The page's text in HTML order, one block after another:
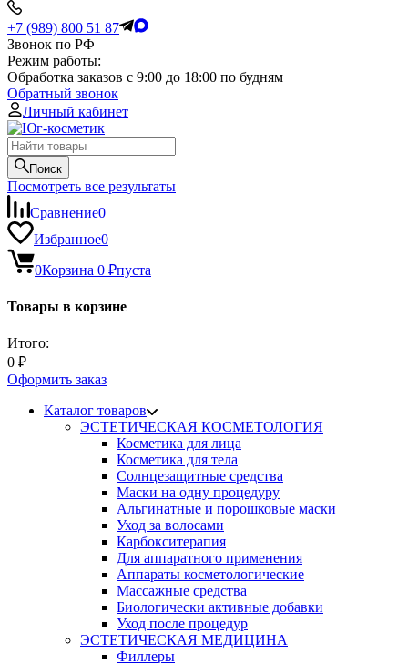
+7 (989) 800 51 87
Звонок по РФ
Режим работы:
Обработка заказов с 9:00 до 18:00 по будням
Обратный звонок
Личный кабинет
Поиск
Посмотреть все результаты
Сравнение0
Избранное0
0Корзина 0 ₽пуста
Товары в корзине
Итого:
0 ₽
Оформить заказ
Каталог товаров
ЭСТЕТИЧЕСКАЯ КОСМЕТОЛОГИЯ
Косметика для лица
Косметика для тела
Солнцезащитные средства
Маски на одну процедуру
Альгинатные и порошковые маски
Уход за волосами
Карбокситерапия
Для аппаратного применения
Аппараты косметологические
Массажные средства
Биологически активные добавки
Уход после процедур
ЭСТЕТИЧЕСКАЯ МЕДИЦИНА
Филлеры